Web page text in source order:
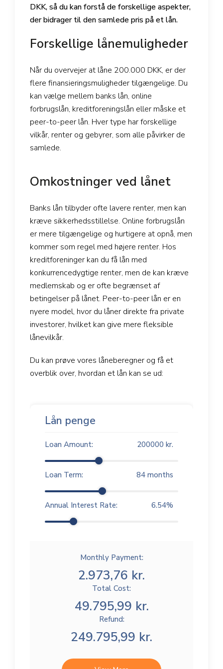
DKK, så du kan forstå de forskellige aspekter,
der bidrager til den samlede pris på et lån.
Forskellige lånemuligheder
Når du overvejer at låne 200.000 DKK, er der
flere finansieringsmuligheder tilgængelige. Du
kan vælge mellem banks lån, online
forbrugslån, kreditforeningslån eller måske et
peer-to-peer lån. Hver type har forskellige
vilkår, renter og gebyrer, som alle påvirker de
samlede.
Omkostninger ved lånet
Banks lån tilbyder ofte lavere renter, men kan
kræve sikkerhedsstillelse. Online forbrugslån
er mere tilgængelige og hurtigere at opnå, men
kommer som regel med højere renter. Hos
kreditforeninger kan du få lån med
konkurrencedygtige renter, men de kan kræve
medlemskab og er ofte begrænset af
betingelser på lånet. Peer-to-peer lån er en
nyere model, hvor du låner direkte fra private
investorer, hvilket kan give mere fleksible
lånevilkår.
Du kan prøve vores låneberegner og få et
overblik over, hvordan et lån kan se ud:
Lån penge
Loan Amount: 200000 kr.
Loan Term: 84 months
Annual Interest Rate: 6.54%
Monthly Payment:
2.973,76 kr.
Total Cost:
49.795,99 kr.
Refund:
249.795,99 kr.